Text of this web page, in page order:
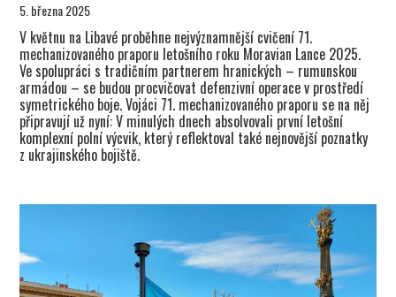
5. března 2025
V květnu na Libavé proběhne nejvýznamnější cvičení 71.
mechanizovaného praporu letošního roku Moravian Lance 2025.
Ve spolupráci s tradičním partnerem hranických – rumunskou
armádou – se budou procvičovat defenzivní operace v prostředí
symetrického boje. Vojáci 71. mechanizovaného praporu se na něj
připravují už nyní: V minulých dnech absolvovali první letošní
komplexní polní výcvik, který reflektoval také nejnovější poznatky
z ukrajinského bojiště.